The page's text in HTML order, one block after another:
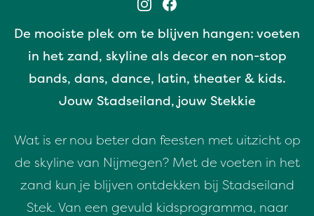
De mooiste plek om te blijven hangen: voeten
in het zand, skyline als decor en non-stop
bands, dans, dance, latin, theater & kids.
Jouw Stadseiland, jouw Stekkie
Wat is er nou beter dan feesten met uitzicht op
de skyline van Nijmegen? Met de voeten in het
zand kun je blijven ontdekken bij Stadseiland
Stek. Van een gevuld kidsprogramma, naar